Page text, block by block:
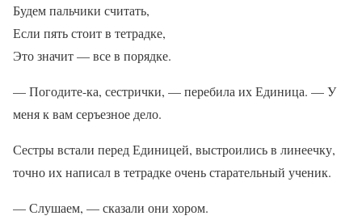
Будем пальчики считать,
Если пять стоит в тетрадке,
Это значит — все в порядке.
— Погодите-ка, сестрички, — перебила их Единица. — У
меня к вам серъезное дело.
Сестры встали перед Единицей, выстроились в линеечку,
точно их написал в тетрадке очень старательный ученик.
— Слушаем, — сказали они хором.